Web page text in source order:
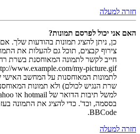
חזרה למעלה
האם אני יכול לפרסם תמונות?
כן, ניתן להציג תמונות בהודעות שלך.
צירוף קבצים, תוכל גם להעלות את
חייב לקשר לתמונה המאוחסנת בשרת
לתמונות המאוחסנות על המחשב
שרת הנגיש לכולם) ולא תמונות
BBCode.
חזרה למעלה